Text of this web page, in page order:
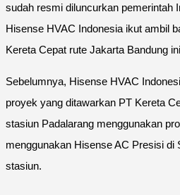
sudah resmi diluncurkan pemerintah
Hisense HVAC Indonesia ikut ambil
Kereta Cepat rute Jakarta Bandung
Sebelumnya, Hisense HVAC
proyek yang ditawarkan PT Kereta
stasiun Padalarang menggunakan
menggunakan Hisense AC Presisi
stasiun.